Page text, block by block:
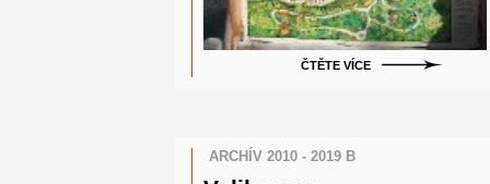
ČTĚTE VÍCE
ARCHÍV 2010 - 2019 B